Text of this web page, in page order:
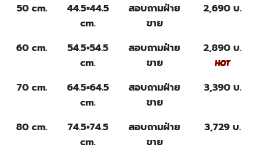
50 cm.
44.5×44.5
cm.
สอบถามฝ่าย
ขาย
2,690 บ.
60 cm.
54.5×54.5
cm.
สอบถามฝ่าย
ขาย
2,890 บ.
70 cm.
64.5×64.5
cm.
สอบถามฝ่าย
ขาย
3,390 บ.
80 cm.
74.5×74.5
cm.
สอบถามฝ่าย
ขาย
3,729 บ.